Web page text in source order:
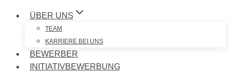
ÜBER UNS
TEAM
KARRIERE BEI UNS
BEWERBER
INITIATIVBEWERBUNG